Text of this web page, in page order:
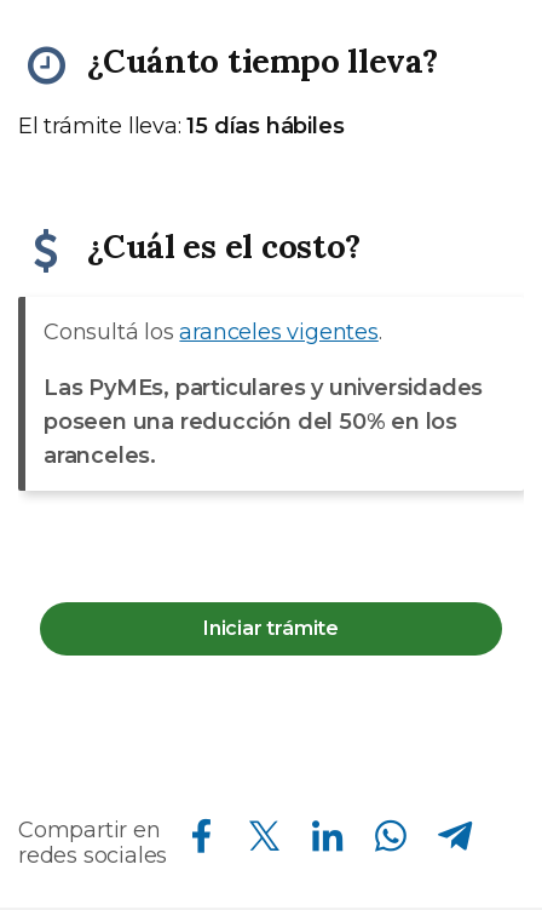
¿Cuánto tiempo lleva?
El trámite lleva:15 días hábiles
¿Cuál es el costo?
Consultá losaranceles vigentes.
Las PyMEs, particulares y universidades
poseen una reducción del 50% en los
aranceles.
Iniciar trámite
Compartir en
redes sociales
Compartir en Facebook Compartir en Twitter Compartir en Linkedin Compartir en Whatsapp Compartir en Telegram